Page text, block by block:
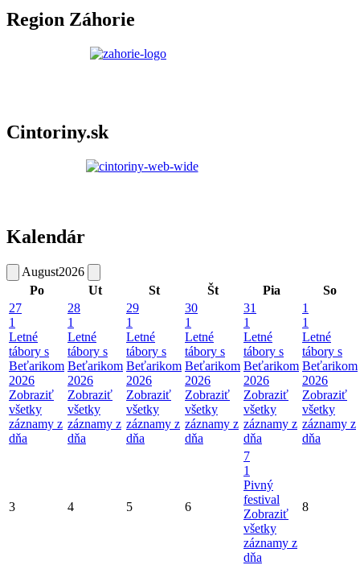
Region Záhorie
Cintoriny.sk
Kalendár
August2026
Po
Ut St Št Pia
So
27
1
Letné
tábory s
Beťarikom
2026
Zobraziť
všetky
záznamy z
dňa
28
1
Letné
tábory s
Beťarikom
2026
Zobraziť
všetky
záznamy z
dňa
29
1
Letné
tábory s
Beťarikom
2026
Zobraziť
všetky
záznamy z
dňa
30
1
Letné
tábory s
Beťarikom
2026
Zobraziť
všetky
záznamy z
dňa
31
1
Letné
tábory s
Beťarikom
2026
Zobraziť
všetky
záznamy z
dňa
1
1
Letné
tábory s
Beťarikom
2026
Zobraziť
všetky
záznamy z
dňa
3 4 5 6
7
1
Pivný
festival
Zobraziť
všetky
záznamy z
dňa
8